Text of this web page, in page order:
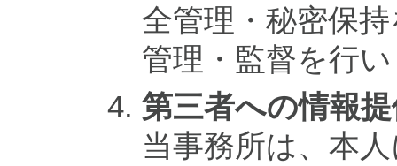
全管理・秘密保
管理・監督を行
第三者への情報
当事務所は、本